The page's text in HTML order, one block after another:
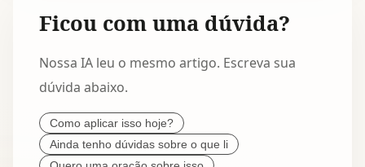
Ficou com uma dúvida?
Nossa IA leu o mesmo artigo. Escreva sua
dúvida abaixo.
Como aplicar isso hoje?
Ainda tenho dúvidas sobre o que li